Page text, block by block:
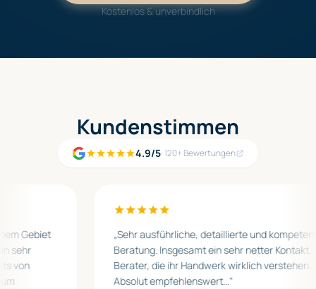
Kostenlos & unverbindlich
Kundenstimmen
4.9/5· 120+ Bewertungen
Gebiet
sehr
von
Sehr ausführliche, detaillierte und kompetente
Beratung. Insgesamt ein sehr netter Kontakt.
Berater, die ihr Handwerk wirklich verstehen.
Absolut empfehlenswert..."